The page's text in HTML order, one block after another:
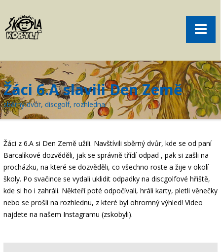
Aktuality
Volný čas
Kontakt
žákovská knížka
objednání obědů
Menu
Žáci 6.A slavili Den Země
sběrný dvůr, discgolf, rozhledna
Žáci z 6.A si Den Země užili. Navštívili sběrný dvůr, kde se od paní
Barcalíkové dozvěděli, jak se správně třídí odpad , pak si zašli na
procházku, na které se dozvěděli, co všechno roste a žije v okolí
školy. Po svačince se vydali uklidit odpadky na discgolfové hřiště,
kde si ho i zahráli. Někteří poté odpočívali, hráli karty, pletli věnečky
nebo se prošli na rozhlednu, z které byl ohromný výhled! Video
najdete na našem Instagramu (zskobyli).